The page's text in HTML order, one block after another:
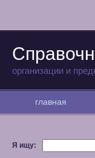
организации и
главная
Я ищу: